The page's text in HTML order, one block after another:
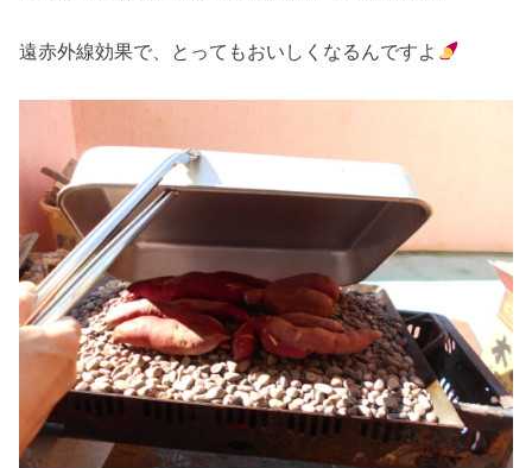
遠赤外線効果で、とってもおいしくなるんですよ